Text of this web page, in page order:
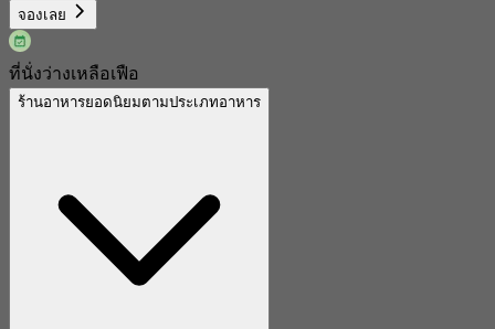
จองเลย
ที่นั่งว่างเหลือเฟือ
ร้านอาหารยอดนิยมตามประเภทอาหาร